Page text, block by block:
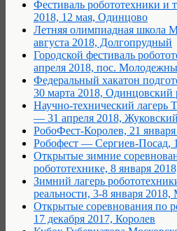
Фестиваль робототехники
2018, 12 мая, Одинцово
Летняя олимпиадная
августа 2018, Долгопрудный
Городской фестиваль
апреля 2018, пос.
Федеральный хакатон
30 марта 2018,
Научно-технический
— 31 апреля 2018, Жуковский
РобоФест-Королев, 21
Робофест — Сергиев-Посад,
Открытые зимние
робототехнике, 8 января
Зимний лагерь
реальности, 3-8 января 2018,
Открытые соревнования по
17 декабря 2017, Королев